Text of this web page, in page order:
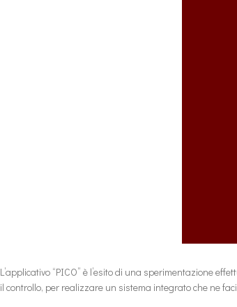
L’applicativo “PICO” è l’esito di una sperimentazione
il controllo, per realizzare un sistema integrato che ne